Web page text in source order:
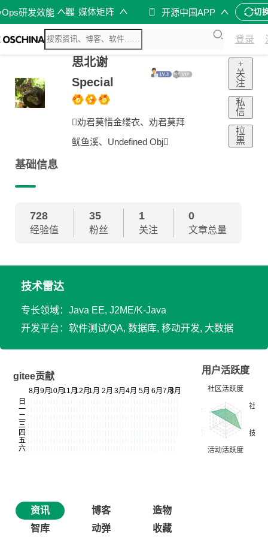
研发效能 媒体矩阵 开源中国APP 切
登录
思北谢
Special
劝君莫惜金缕衣、劝君莫拜
鱿鱼溪、Undefined Obj
+
关
注
私
信
拉
黑
基础信息
728
经验值
35
粉丝
1
关注
0
文章总量
技术雷达
专长领域：Java EE, J2ME/K-Java
开发平台：软件测试/QA, 数据库, 移动开发, 大数据
gitee贡献
用户活跃度
资讯 博客
造物
智库
动弹 收藏